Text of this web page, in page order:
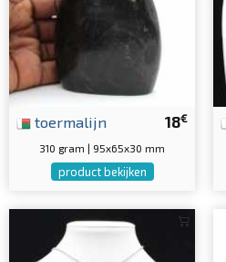
18€
toermalijn
310 gram | 95x65x30 mm
product bekijken